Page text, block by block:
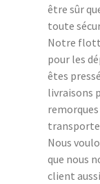
être sûr
toute
Notre
pour les
êtes
livraisons
Nous
que nous
client